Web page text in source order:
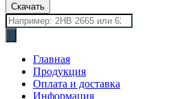
Скачать
Поиск
товаров
Главная
Продукция
Оплата и доставка
Информация